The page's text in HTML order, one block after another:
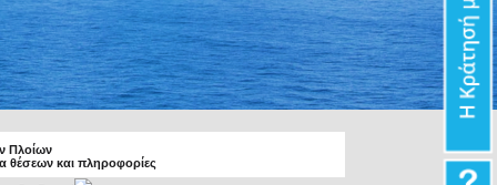
Πλοίων
θέσεων και πληροφορίες